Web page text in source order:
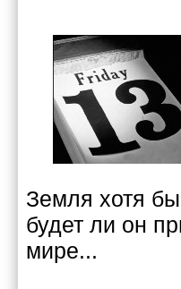
Земля хотя
будет ли он
мире...